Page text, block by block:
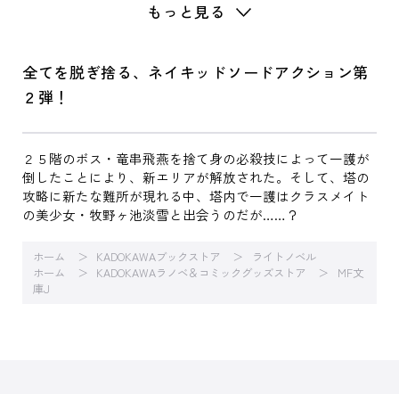
もっと見る
全てを脱ぎ捨る、ネイキッドソードアクション第
２弾！
２５階のボス・竜串飛燕を捨て身の必殺技によって一護が
倒したことにより、新エリアが解放された。そして、塔の
攻略に新たな難所が現れる中、塔内で一護はクラスメイト
の美少女・牧野ヶ池淡雪と出会うのだが……？
ホーム KADOKAWAブックストア
ライトノベル
ホーム
KADOKAWAラノベ＆コミックグッズストア
MF文
庫J